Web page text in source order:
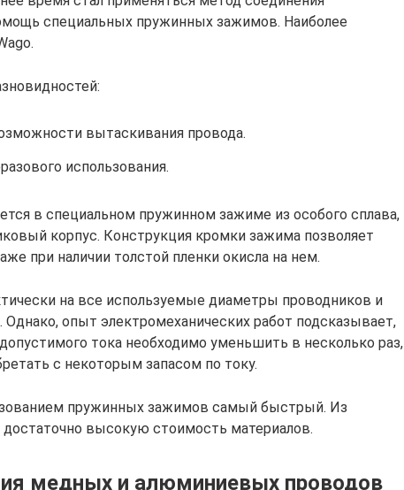
специальных пружинных зажимов. Наиболее
вытаскивания провода.
использования.
в специальном пружинном зажиме из особого сплава,
корпус. Конструкция кромки зажима позволяет
при наличии толстой пленки окисла на нем.
на все используемые диаметры проводников и
Однако, опыт электромеханических работ подсказывает,
тока необходимо уменьшить в несколько раз,
с некоторым запасом по току.
пружинных зажимов самый быстрый. Из
высокую стоимость материалов.
медных и алюминиевых проводов